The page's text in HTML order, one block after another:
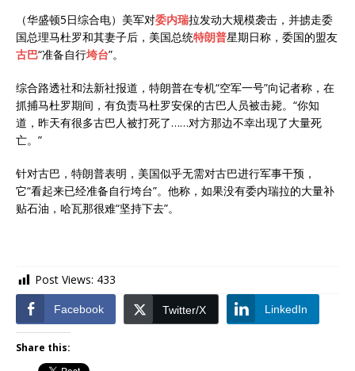
（华盛顿5日综合电）美军对委内瑞拉发动大规模袭击，并掳走委
国总理马杜罗和其妻子后，美国总统特朗普星期日称，委国的盟友
古巴“准备自行垮台”。
综合路透社和法新社报道，特朗普在专机“空军一号”向记者称，在
抓捕马杜罗期间，有负责马杜罗安保的古巴人员被击毙。“你知
道，昨天有很多古巴人被打死了……对方那边不幸出现了大量死
亡。”
针对古巴，特朗普表明，美国似乎无需对古巴进行军事干预，
它“看起来已经准备自行垮台”。他称，如果没有委内瑞拉的大量补
贴石油，哈瓦那很难“坚持下去”。
Post Views: 433
Facebook Twitter/X LinkedIn
Share this: